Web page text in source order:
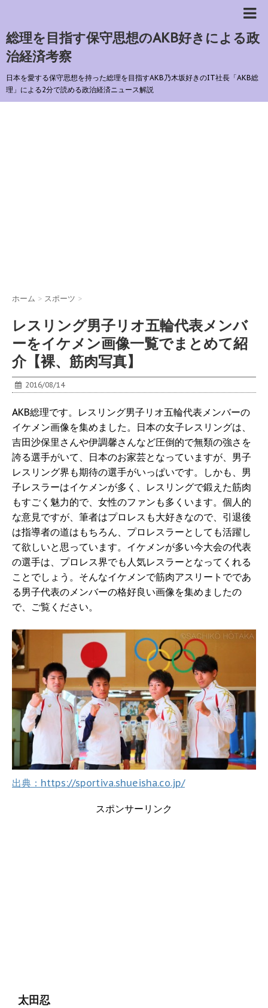
総理を目指す保守思想のAKB好きによる政
治経済考察
日本を愛する保守思想を持った総理を目指すAKB乃木坂好きのIT社長「AKB総
理」による2分で読める政治経済ニュース解説
ホーム > スポーツ >
レスリング男子リオ五輪代表メンバ
ーをイケメン画像一覧でまとめて紹
介【裸、筋肉写真】
2016/08/14
AKB総理です。レスリング男子リオ五輪代表メンバーの
イケメン画像を集めました。日本の女子レスリングは、
吉田沙保里さんや伊調馨さんなど圧倒的で無類の強さを
誇る選手がいて、日本のお家芸となっていますが、男子
レスリング界も期待の選手がいっぱいです。しかも、男
子レスラーはイケメンが多く、レスリングで鍛えた筋肉
もすごく魅力的で、女性のファンも多くいます。個人的
な意見ですが、筆者はプロレスも大好きなので、引退後
は指導者の道はもちろん、プロレスラーとしても活躍し
て欲しいと思っています。イケメンが多い今大会の代表
の選手は、プロレス界でも人気レスラーとなってくれる
ことでしょう。そんなイケメンで筋肉アスリートでであ
る男子代表のメンバーの格好良い画像を集めましたの
で、ご覧ください。
出典：https://sportiva.shueisha.co.jp/
スポンサーリンク
太田忍